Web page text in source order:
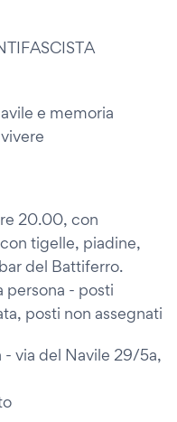
e memoria
20.00, con
tigelle, piadine,
del Battiferro.
- posti
posti non assegnati
- via del Navile 29/5a,